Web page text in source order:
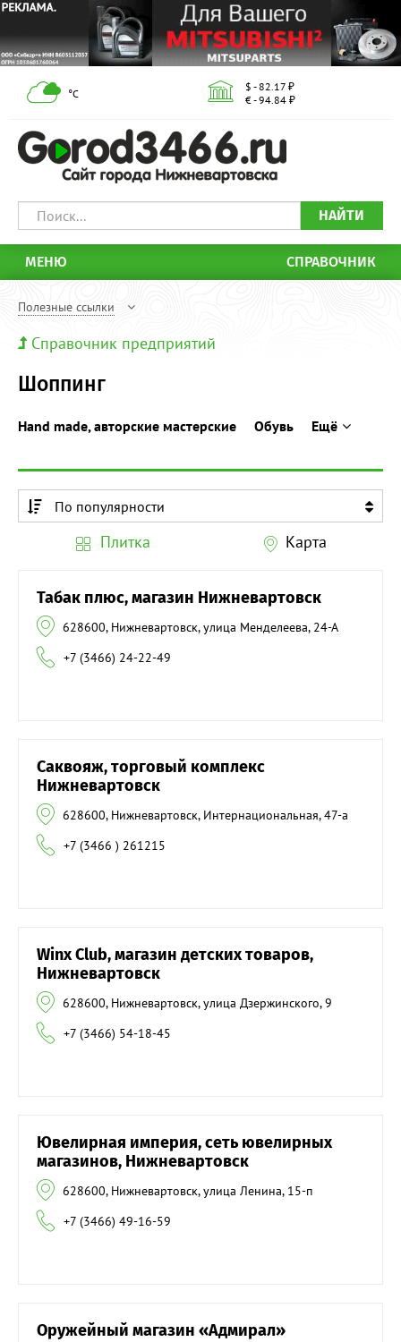
°С
$ - 82.17 ₽
€ - 94.84 ₽
НАЙТИ
МЕНЮ СПРАВОЧНИК
Полезные ссылки
Справочник предприятий
Шоппинг
Hand made, авторские мастерские Обувь Ещё
По популярности
По алфавиту
Плитка Карта
Табак плюс, магазин Нижневартовск
628600, Нижневартовск, улица Менделеева, 24-А
+7 (3466) 24-22-49
Саквояж, торговый комплекс
Нижневартовск
628600, Нижневартовск, Интернациональная, 47-а
+7 (3466 ) 261215
Winx Club, магазин детских товаров,
Нижневартовск
628600, Нижневартовск, улица Дзержинского, 9
+7 (3466) 54-18-45
Ювелирная империя, сеть ювелирных
магазинов, Нижневартовск
628600, Нижневартовск, улица Ленина, 15-п
+7 (3466) 49-16-59
Оружейный магазин «Адмирал»